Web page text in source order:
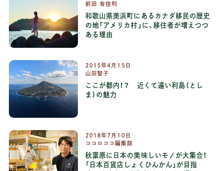
前田 有佳利
和歌山県美浜町にあるカナダ移民の歴史
の地「アメリカ村」に、移住者が増えつつ
ある理由
2015年4 月 15 日
山田智子
ここが都内！？ 近くて遠い利島（とし
ま）の魅力
2018年7 月 10 日
ココロココ編集部
秋葉原に日本の美味しいモノが大集合！
「日本百貨店しょくひんかん」が目指